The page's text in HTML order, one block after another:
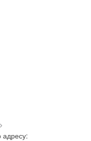
адресу: